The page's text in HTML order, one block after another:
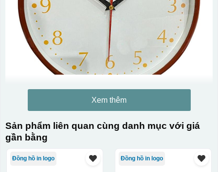
Xem thêm
Sản phẩm liên quan cùng danh mục với giá
gần bằng
Đồng hồ in logo Đồng hồ in logo